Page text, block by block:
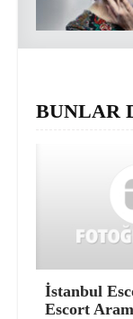
BUNLAR
İstanbul
Escort